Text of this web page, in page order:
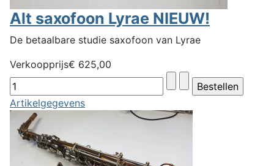
Alt saxofoon Lyrae NIEUW!
De betaalbare studie saxofoon van Lyrae
Verkoopprijs€ 625,00
Artikelgegevens